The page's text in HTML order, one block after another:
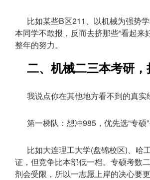
比如某些B区211、以机械为强势
本同学不敢报，反而去挤那些“看起
整年的努力。
二、机械二三本考研
我说点你在其他地方看不到的真实
第一梯队：想冲985，优先选“专硕
比如大连理工大学(盘锦校区)、哈
证，但竞争比本部低一档。专硕考数
剂会受限，所以一志愿上岸的决心要更